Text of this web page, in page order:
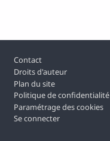
Pied de page
Contact
Droits d'auteur
Plan du site
Politique de confidentialité
Paramétrage des cookies
Se connecter